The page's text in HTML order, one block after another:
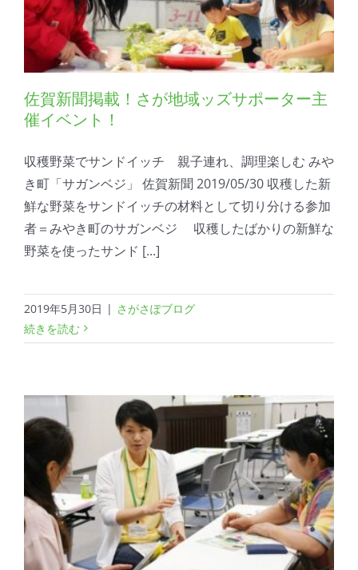
佐賀新聞掲載！さが地域ッズサポーター主
催イベント！
収穫野菜でサンドイッチ 親子連れ、調理楽しむ みや
き町「サガンベジ」 佐賀新聞 2019/05/30 収穫した新
鮮な野菜をサンドイッチの材料として切り分ける参加
者＝みやき町のサガンベジ 収穫したばかりの新鮮な
野菜を使ったサンド [...]
2019年5月30日 | さがさぽブログ
続きを読む